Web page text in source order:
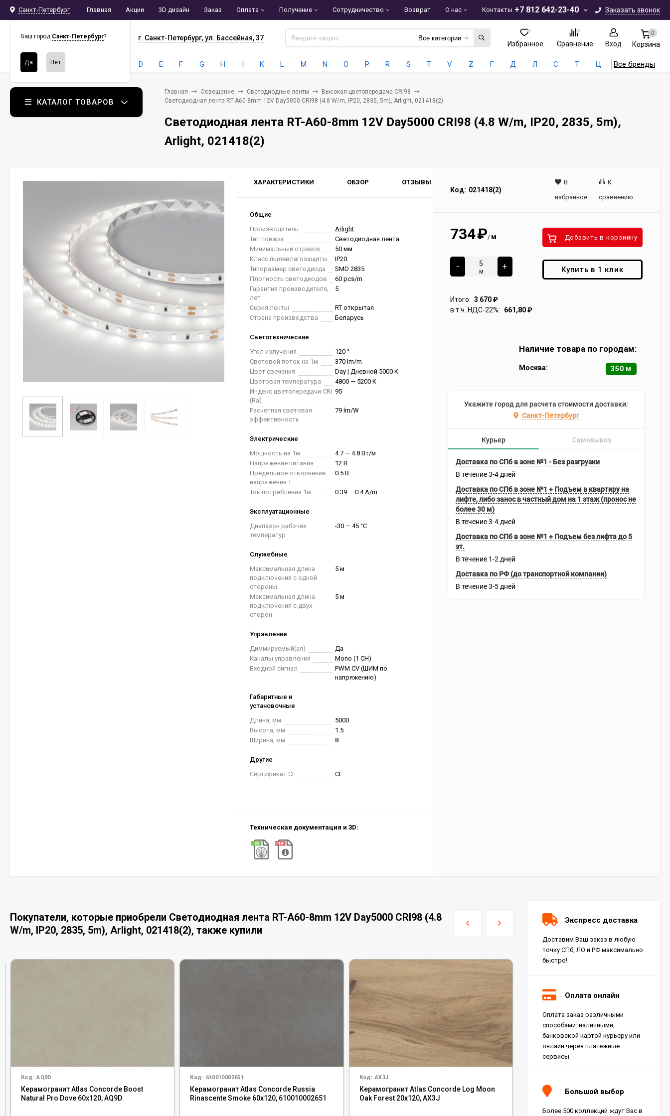
+7 812 642-23-40 Заказать звонок
Санкт-Петербург
Ваш город Санкт-Петербург?
Главная Акции 3D дизайн Заказ Оплата Получение Сотрудничество Возврат О нас Контакты
СПБСНАБ г. Санкт-Петербург, ул. Бассейная, 37 Все категории
Избранное Сравнение Вход
0
Корзина
Бренды: 4 D E F G H I K L M N O P R S T V Z Г Д Л С Т Ц Все бренды
КАТАЛОГ ТОВАРОВ
Главная Освещение Светодиодные ленты
Высокая цветопередача CRI98
Светодиодная лента RT-A60-8mm 12V Day5000 CRI98 (4.8 W/m, IP20, 2835, 5m), Arlight, 021418(2)
Светодиодная лента RT-A60-8mm 12V Day5000 CRI98 (4.8 W/m, IP20, 2835, 5m),
Arlight, 021418(2)
ХАРАКТЕРИСТИКИ ОБЗОР ОТЗЫВЫ
Общие
Производитель
Arlight
Тип товара
Светодиодная лента
Минимальный отрезок
50 мм
Класс пылевлагозащиты
IP20
Типоразмер светодиода
SMD 2835
Плотность светодиодов
60 pcs/m
Гарантия производителя,
лет
5
Серия ленты
RT открытая
Страна производства
Беларусь
Светотехнические
Угол излучения
120 °
Световой поток на 1м
370 lm/m
Цвет свечения
Day | Дневной 5000 K
Цветовая температура
4800 — 5200 K
Индекс цветопередачи CRI
(Ra)
95
Расчетная световая
эффективность
79 lm/W
Электрические
Мощность на 1м
4.7 — 4.8 Вт/м
Напряжение питания
12 В
Предельное отклонение
напряжения ±
0.5 В
Ток потребления 1м 0.39 — 0.4 A/m
Эксплуатационные
Диапазон рабочих
температур
-30 — 45 °C
Служебные
Максимальная длина
подключения с одной
стороны
5 м
Максимальная длина
подключения с двух
сторон
5 м
Управление
Диммируемый(ая)
Да
Каналы управления
Mono (1 CH)
Входной сигнал
PWM СV (ШИМ по
напряжению)
Габаритные и
установочные
Длина, мм
5000
Высота, мм
1.5
Ширина, мм
8
Другие
Сертификат CE
CE
Техническая документация и 3D:
Код: 021418(2)
В
избранное
К
сравнению
734₽/ м
-
м
+
Итого: 3 670₽
в т.ч. НДС-22%:
661,80₽
Добавить в корзиину
Купить в 1 клик
Наличие товара по городам:
Москва: 350 м
Укажите город для расчета стоимости доставки:
Санкт-Петербург
Курьер Самовывоз
Доставка по СПб в зоне №1 - Без разгрузки
В течение 3-4 дней
Доставка по СПб в зоне №1 + Подъем в квартиру на
лифте, либо занос в частный дом на 1 этаж (пронос не
более 30 м)
В течение 3-4 дней
Доставка по СПб в зоне №1 + Подъем без лифта до 5
эт.
В течение 1-2 дней
Доставка по РФ (до транспортной компании)
В течение 3-5 дней
Покупатели, которые приобрели Светодиодная лента RT-A60-8mm 12V Day5000 CRI98 (4.8
W/m, IP20, 2835, 5m), Arlight, 021418(2), также купили
Код: AQ9D
Керамогранит Atlas Concorde Boost
Natural Pro Dove 60x120, AQ9D
Код: 610010002651
Керамогранит Atlas Concorde Russia
Rinascente Smoke 60x120, 610010002651
Код: AX3J
Керамогранит Atlas Concorde Log Moon
Oak Forest 20x120, AX3J
Керамогранит Alma Ceramica Beton Pro
60x60, GFU6060BTP14R
Экспресс доставка
Доставим Ваш заказ в любую
точку СПб, ЛО и РФ максимально
быстро!
Оплата онлайн
Оплата заказ различными
способами: наличными,
банковской картой курьеру или
онлайн через платежные
сервисы
Большой выбор
Более 500 коллекций ждут Вас в
Керамогранит Italon
Charme Extra Silver Ret
60x120, 610010001196
Charme Evo Imperiale
Ret 60x120,